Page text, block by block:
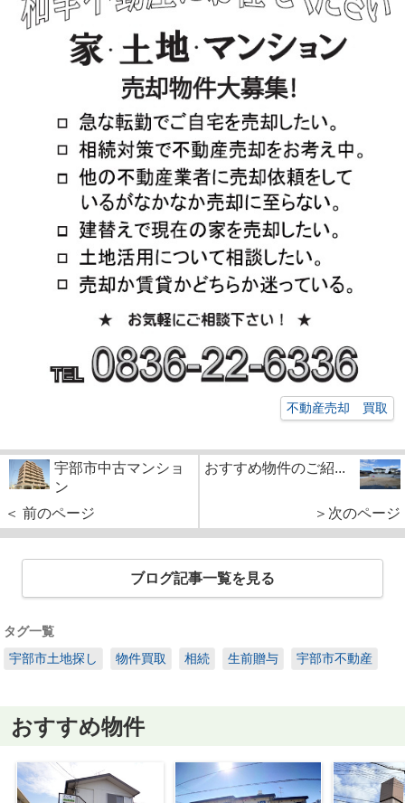
不動産売却 買取
宇部市中古マンショ
ン
＜ 前のページ
おすすめ物件のご紹...
＞次のページ
ブログ記事一覧を見る
タグ一覧
宇部市土地探し
物件買取 相続 生前贈与 宇部市不動産
おすすめ物件